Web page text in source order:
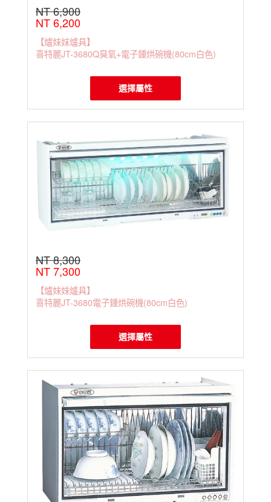
NT 6,900
NT 6,200
【爐妹妹爐具】
喜特麗JT-3680Q臭氧+電子鍾烘碗機(80cm白色)
選擇屬性
NT 8,300
NT 7,300
【爐妹妹爐具】
喜特麗JT-3680電子鍾烘碗機(80cm白色)
選擇屬性